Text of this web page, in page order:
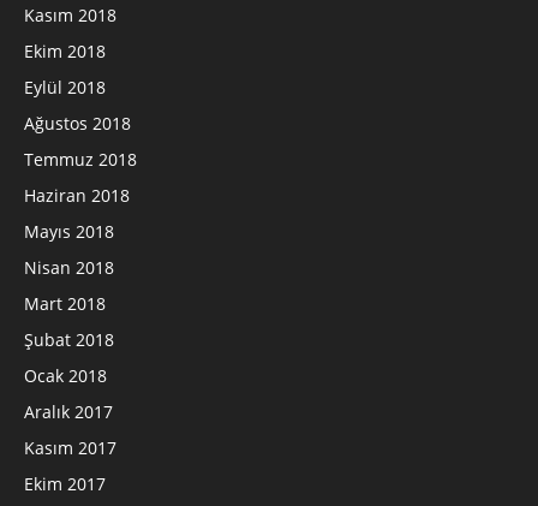
Kasım 2018
Ekim 2018
Eylül 2018
Ağustos 2018
Temmuz 2018
Haziran 2018
Mayıs 2018
Nisan 2018
Mart 2018
Şubat 2018
Ocak 2018
Aralık 2017
Kasım 2017
Ekim 2017